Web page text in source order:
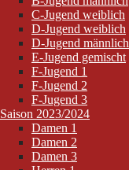
C-Jugend weiblich
D-Jugend weiblich
D-Jugend männlich
E-Jugend gemischt
F-Jugend 1
F-Jugend 2
F-Jugend 3
Saison 2023/2024
Damen 1
Damen 2
Damen 3